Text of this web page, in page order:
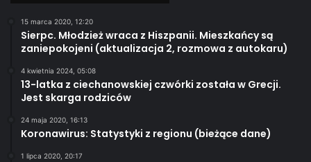
15 marca 2020, 12:20
Sierpc. Młodzież wraca z Hiszpanii. Mieszkańcy są
zaniepokojeni (aktualizacja 2, rozmowa z autokaru)
4 kwietnia 2024, 05:08
13-latka z ciechanowskiej czwórki została w Grecji.
Jest skarga rodziców
24 maja 2020, 16:13
Koronawirus: Statystyki z regionu (bieżące dane)
1 lipca 2020, 20:17